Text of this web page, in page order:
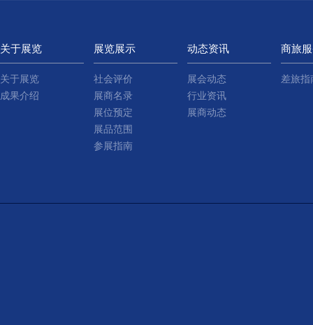
关于展览
关于展览
成果介绍
展览展示
社会评价
展商名录
展位预定
展品范围
参展指南
动态资讯
展会动态
行业资讯
展商动态
商旅
差旅指